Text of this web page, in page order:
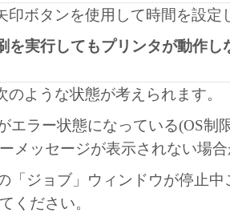
こと、または本ソフトウェア
他本ソフトウェアに関してい
。
、キヤノンマーケティングジ
ノンのライセンサーは、本ソ
たは関連して生ずる直接的ま
等について、いかなる場合に
ません。
は、日本国政府または該当国
印ボタンを使用して時間を設定
を実行してもプリンタが動作し
のような状態が考えられます。
エラー状態になっている(OS制
メッセージが表示されない場
「ジョブ」ウィンドウが停止
ください。